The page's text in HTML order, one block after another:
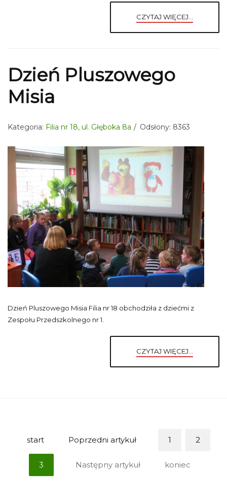
CZYTAJ WIĘCEJ...
Dzień Pluszowego
Misia
Kategoria: Filia nr 18, ul. Głęboka 8a Odsłony: 8363
Dzień Pluszowego Misia Filia nr 18 obchodziła z dziećmi z
Zespołu Przedszkolnego nr 1.
CZYTAJ WIĘCEJ...
start Poprzedni artykuł 1 2
3 Następny artykuł koniec